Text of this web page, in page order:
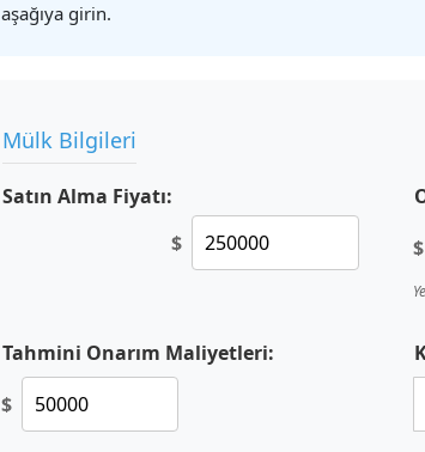
aşağıya girin.
Mülk Bilgileri
Satın Alma Fiyatı:
$
$
Tahmini Onarım Maliyetleri:
$